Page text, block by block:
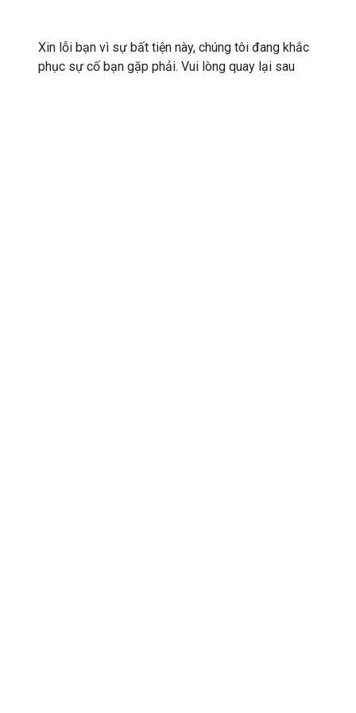
Xin lỗi bạn vì sự bất tiện này, chúng tôi đang khắc
phục sự cố bạn gặp phải. Vui lòng quay lại sau